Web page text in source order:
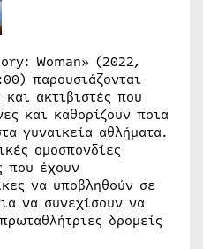
Woman» (2022,
παρουσιάζονται
ακτιβιστές που
και καθορίζουν ποια
γυναικεία αθλήματα.
ομοσπονδίες
που έχουν
να υποβληθούν σε
να συνεχίσουν να
δρομείς